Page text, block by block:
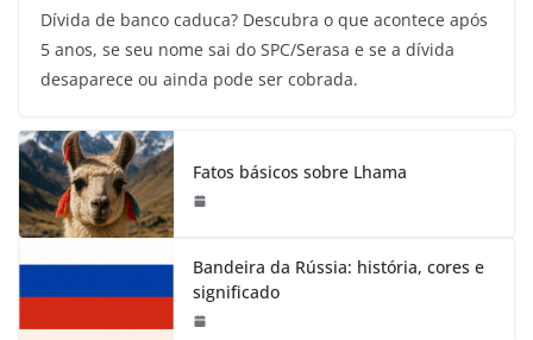
Dívida de banco caduca? Descubra o que acontece após
5 anos, se seu nome sai do SPC/Serasa e se a dívida
desaparece ou ainda pode ser cobrada.
Fatos básicos sobre Lhama
Bandeira da Rússia: história, cores e
significado